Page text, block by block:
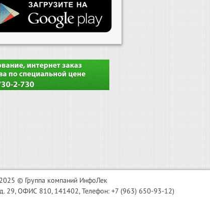
© Группа компаний ИнфоЛек
29, ОФИС 810, 141402, Телефон: +7 (963) 650-93-12)